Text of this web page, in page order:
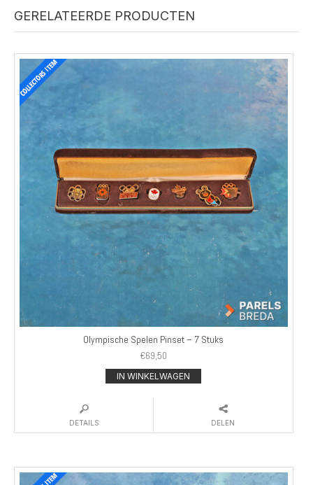
GERELATEERDE PRODUCTEN
Olympische Spelen Pinset – 7 Stuks
€69,50
IN WINKELWAGEN
DETAILS DELEN